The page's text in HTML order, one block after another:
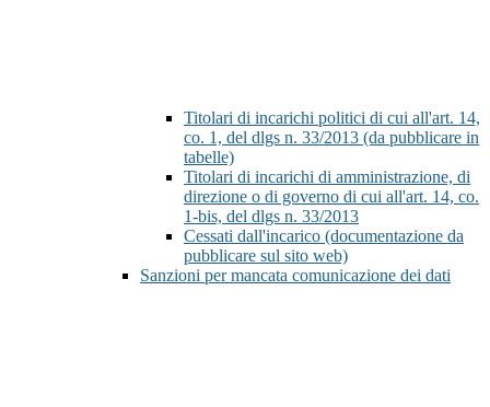
Titolari di incarichi politici di cui all'art. 14,
co. 1, del dlgs n. 33/2013 (da pubblicare in
tabelle)
Titolari di incarichi di amministrazione, di
direzione o di governo di cui all'art. 14, co.
1-bis, del dlgs n. 33/2013
Cessati dall'incarico (documentazione da
pubblicare sul sito web)
Sanzioni per mancata comunicazione dei dati